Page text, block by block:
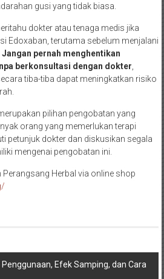
gusi yang tidak biasa.
dokter atau tenaga medis jika
Edoxaban, terutama sebelum menjalani
Jangan pernah menghentikan
berkonsultasi dengan dokter
tiba-tiba dapat meningkatkan risiko
pilihan pengobatan yang
orang yang memerlukan terapi
petunjuk dokter dan diskusikan segala
mengenai pengobatan ini.
Perangsang Herbal via online shop
Efek Samping, dan Cara